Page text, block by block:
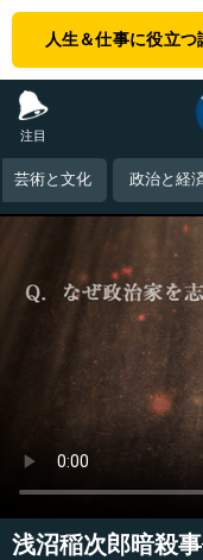
人生＆仕事に役立つ
注目
芸術と文化 政治と経
浅沼稲次郎暗殺